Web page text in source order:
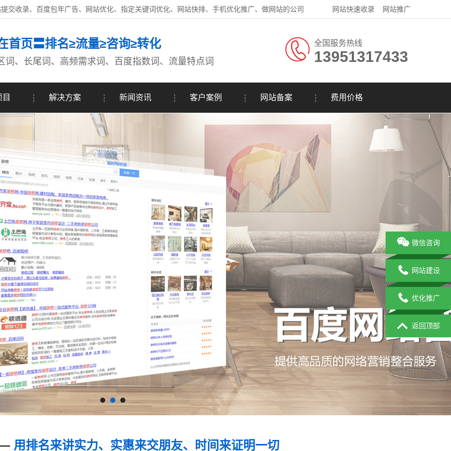
交收录、百度包年广告、网站优化、指定关键词优化、网站快排、手机优化推广、做网站的公司 网站快速收录 网站推广
首页〓排名≥流量≥咨询≥转化
词、长尾词、高频需求词、百度指数词、流量特点词
全国服务热线
13951317433
解决方案 新闻资讯 客户案例 网站备案 费用价格
— 用排名来讲实力、实惠来交朋友、时间来证明一切
微信咨询
网站建设
优化推广
返回顶部